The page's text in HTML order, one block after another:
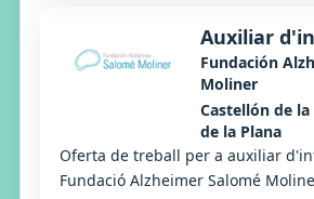
Auxiliar
Fundación
Moliner
Castellón de
de la Plana
Oferta de treball per a auxiliar
Fundació Alzheimer Salomé